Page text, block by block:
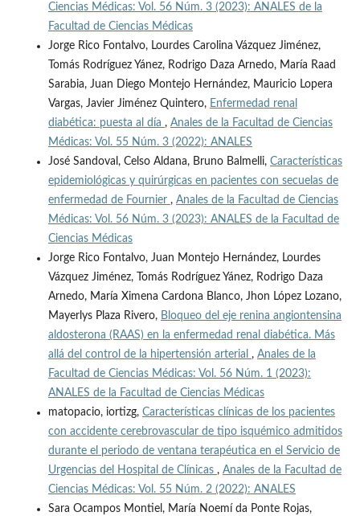
Ciencias Médicas: Vol. 56 Núm. 3 (2023): ANALES de la
Facultad de Ciencias Médicas
Jorge Rico Fontalvo, Lourdes Carolina Vázquez Jiménez,
Tomás Rodríguez Yánez, Rodrigo Daza Arnedo, María Raad
Sarabia, Juan Diego Montejo Hernández, Mauricio Lopera
Vargas, Javier Jiménez Quintero, Enfermedad renal
diabética: puesta al día , Anales de la Facultad de Ciencias
Médicas: Vol. 55 Núm. 3 (2022): ANALES
José Sandoval, Celso Aldana, Bruno Balmelli, Características
epidemiológicas y quirúrgicas en pacientes con secuelas de
enfermedad de Fournier , Anales de la Facultad de Ciencias
Médicas: Vol. 56 Núm. 3 (2023): ANALES de la Facultad de
Ciencias Médicas
Jorge Rico Fontalvo, Juan Montejo Hernández, Lourdes
Vázquez Jiménez, Tomás Rodríguez Yánez, Rodrigo Daza
Arnedo, María Ximena Cardona Blanco, Jhon López Lozano,
Mayerlys Plaza Rivero, Bloqueo del eje renina angiontensina
aldosterona (RAAS) en la enfermedad renal diabética. Más
allá del control de la hipertensión arterial , Anales de la
Facultad de Ciencias Médicas: Vol. 56 Núm. 1 (2023):
ANALES de la Facultad de Ciencias Médicas
matopacio, iortizg, Características clínicas de los pacientes
con accidente cerebrovascular de tipo isquémico admitidos
durante el periodo de ventana terapéutica en el Servicio de
Urgencias del Hospital de Clínicas , Anales de la Facultad de
Ciencias Médicas: Vol. 55 Núm. 2 (2022): ANALES
Sara Ocampos Montiel, María Noemí da Ponte Rojas,